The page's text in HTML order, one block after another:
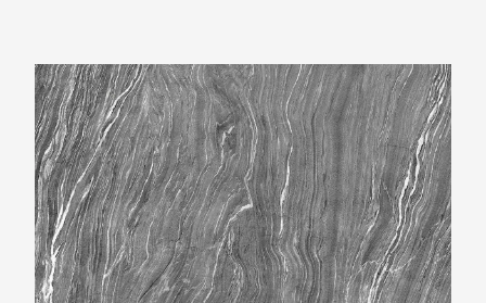
Neolith Mar del Plata